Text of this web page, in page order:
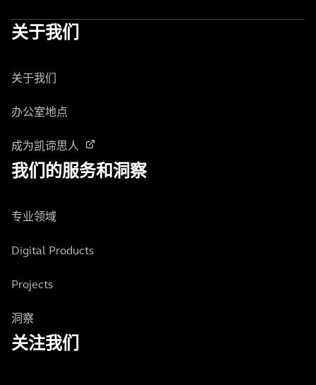
关于我们
关于我们
办公室地点
成为凯谛思人
我们的服务和洞察
专业领域
Digital Products
Projects
洞察
关注我们